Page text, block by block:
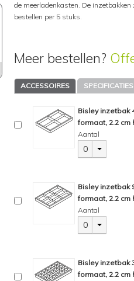
de meerladenkasten. De
bestellen per 5 stuks.
Meer bestellen?
ACCESSOIRES SPECIFICATIES
Bisley inzetbak
formaat, 2.2 cm
Aantal
0
Bisley inzetbak
formaat, 2.2 cm
Aantal
0
Bisley inzetbak
formaat, 2.2 cm